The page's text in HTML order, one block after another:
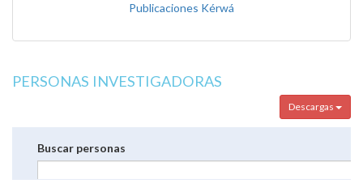
Publicaciones Kérwá
PERSONAS INVESTIGADORAS
Descargas
Buscar personas